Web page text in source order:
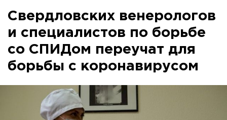
Свердловских венерологов
и специалистов по борьбе
со СПИДом переучат для
борьбы с коронавирусом